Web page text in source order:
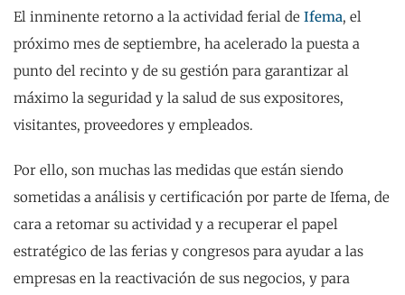
El inminente retorno a la actividad ferial de Ifema, el
próximo mes de septiembre, ha acelerado la puesta a
punto del recinto y de su gestión para garantizar al
máximo la seguridad y la salud de sus expositores,
visitantes, proveedores y empleados.
Por ello, son muchas las medidas que están siendo
sometidas a análisis y certificación por parte de Ifema, de
cara a retomar su actividad y a recuperar el papel
estratégico de las ferias y congresos para ayudar a las
empresas en la reactivación de sus negocios, y para